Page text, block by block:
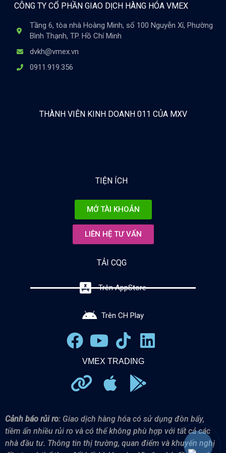
CÔNG TY CỔ PHẦN GIAO DỊCH HÀNG HÓA VMEX
Tầng 6, tòa nhà Hoàng Minh, số 100 Nguyễn Xí, Phường
Bình Thạnh, TP. Hồ Chí Minh
dvkh@vmex.vn
0911.919.356
THÀNH VIÊN KINH DOANH 011 CỦA MXV
TIỆN ÍCH
MỞ TÀI KHOẢN
LIÊN HỆ TƯ VẤN
TẢI CQG
Trên AppStore
Trên CH Play
VMEX TRADING
Cảnh báo rủi ro: Giao dịch hàng hóa có sử dụng đòn bẩy,
tiềm ẩn nhiều rủi ro và có thể không phù hợp với tất cả các
nhà đầu tư. Thông tin thị trường, quan điểm và khuyến nghị